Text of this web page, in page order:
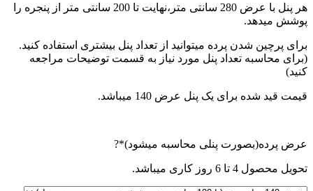
هر پنل با عرض 280 سانتی متر،نهایت تا 200 سانتی متر از پنجره را
پوشش میدهد.
برای پرچین شدن پرده میتوانید از تعداد پنل بیشتری استفاده کنید.
(برای محاسبه تعداد پنل مورد نیاز به قسمت توضیحات مراجعه
کنید)
قیمت قید شده برای یک پنل عرض 140 میباشد.
عرض پرده(بصورت پنلی محاسبه میشود)*
(required)
?
تحویل محصول 4 تا 6 روز کاری میباشد.